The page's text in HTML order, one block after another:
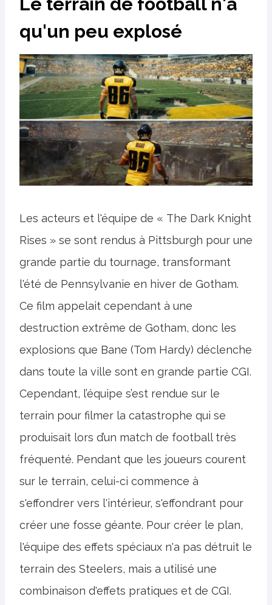
qu'un peu explosé
Les acteurs et l'équipe de « The Dark Knight
Rises » se sont rendus à Pittsburgh pour une
grande partie du tournage, transformant
l'été de Pennsylvanie en hiver de Gotham.
Ce film appelait cependant à une
destruction extrême de Gotham, donc les
explosions que Bane (Tom Hardy) déclenche
dans toute la ville sont en grande partie CGI.
Cependant, l’équipe s’est rendue sur le
terrain pour filmer la catastrophe qui se
produisait lors d’un match de football très
fréquenté. Pendant que les joueurs courent
sur le terrain, celui-ci commence à
s'effondrer vers l'intérieur, s'effondrant pour
créer une fosse géante. Pour créer le plan,
l'équipe des effets spéciaux n'a pas détruit le
terrain des Steelers, mais a utilisé une
combinaison d'effets pratiques et de CGI.